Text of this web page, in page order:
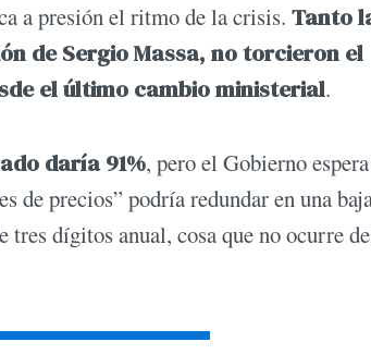
a presión el ritmo de la crisis. Tanto
de Sergio Massa, no torcieron el
el último cambio ministerial.
daría 91%, pero el Gobierno
de precios” podría redundar en una
dígitos anual, cosa que no ocurre